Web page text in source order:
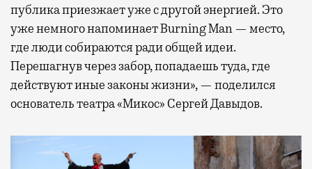
публика приезжает уже с другой энергией. Это
уже немного напоминает Burning Man — место,
где люди собираются ради общей идеи.
Перешагнув через забор, попадаешь туда, где
действуют иные законы жизни», — поделился
основатель театра «Микос» Сергей Давыдов.